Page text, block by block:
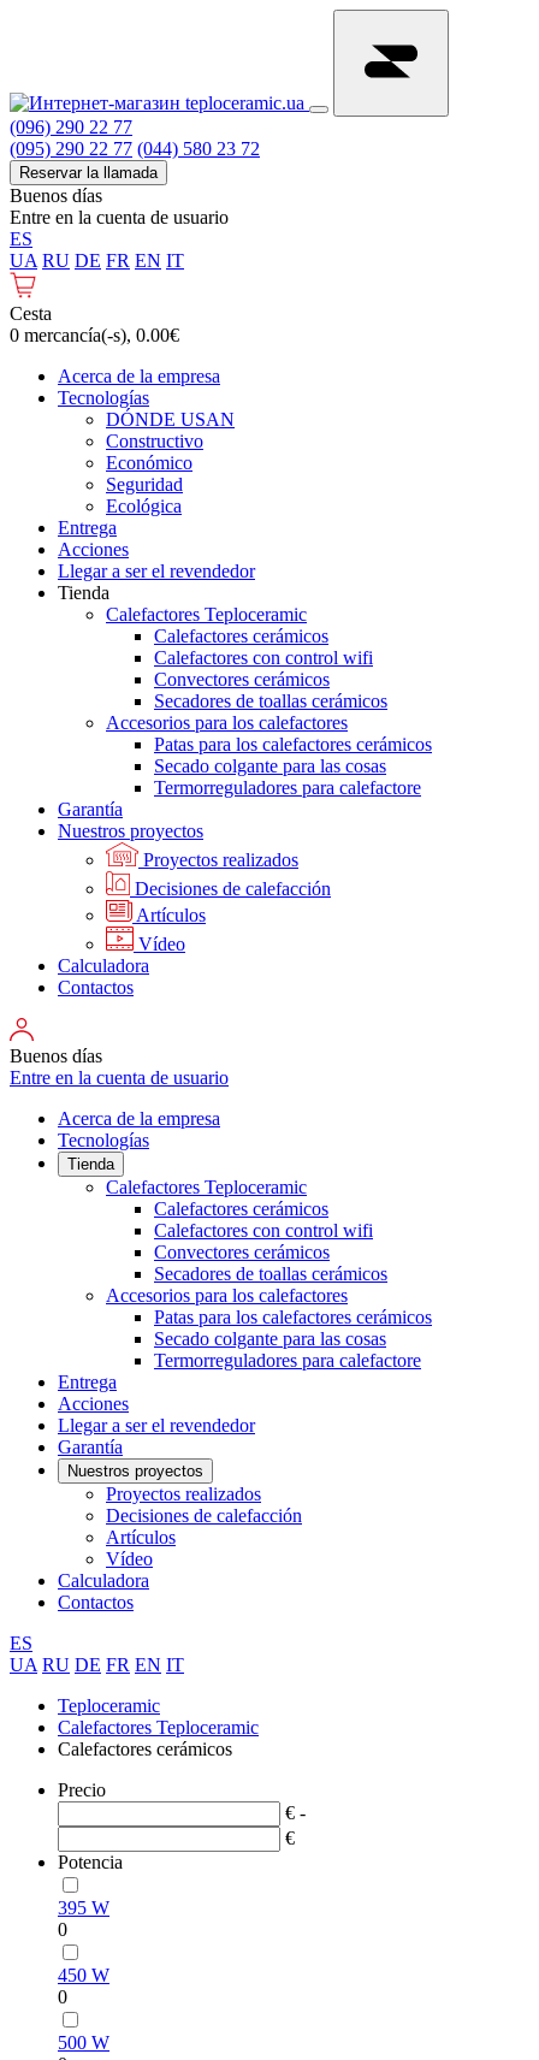
(096) 290 22 77
(095) 290 22 77 (044) 580 23 72
Reservar la llamada
Buenos días
Entre en la cuenta de usuario
ES
UA RU DE FR EN IT
Cesta
0 mercancía(-s), 0.00€
Acerca de la empresa
Tecnologías
DÓNDE USAN
Constructivo
Económico
Seguridad
Ecológica
Entrega
Acciones
Llegar a ser el revendedor
Tienda
Calefactores Teploceramic
Calefactores cerámicos
Calefactores con control wifi
Convectores cerámicos
Secadores de toallas cerámicos
Accesorios para los calefactores
Patas para los calefactores cerámicos
Secado colgante para las cosas
Termorreguladores para calefactore
Garantía
Nuestros proyectos
Proyectos realizados
Decisiones de calefacción
Artículos
Vídeo
Calculadora
Contactos
Buenos días
Entre en la cuenta de usuario
Acerca de la empresa
Tecnologías
Tienda
Calefactores Teploceramic
Calefactores cerámicos
Calefactores con control wifi
Convectores cerámicos
Secadores de toallas cerámicos
Accesorios para los calefactores
Patas para los calefactores cerámicos
Secado colgante para las cosas
Termorreguladores para calefactore
Entrega
Acciones
Llegar a ser el revendedor
Garantía
Nuestros proyectos
Proyectos realizados
Decisiones de calefacción
Artículos
Vídeo
Calculadora
Contactos
ES
UA RU DE FR EN IT
Teploceramic
Calefactores Teploceramic
Calefactores cerámicos
Precio
€ -
€
Potencia
395 W
0
450 W
0
500 W